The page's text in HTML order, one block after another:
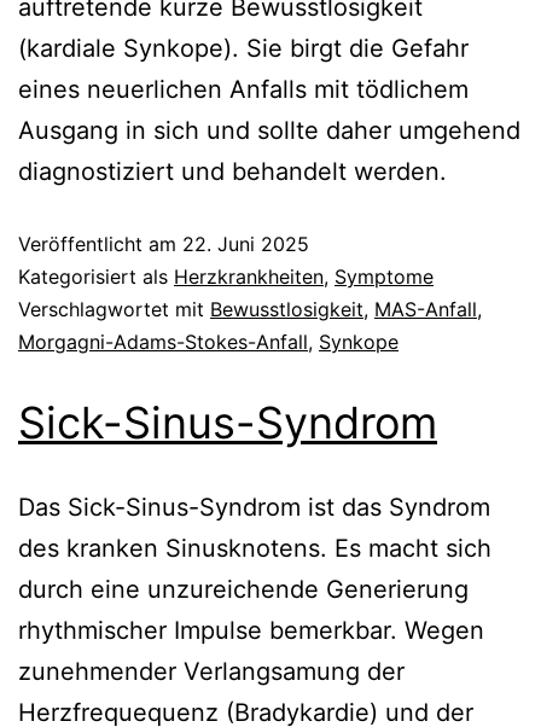
auftretende kurze Bewusstlosigkeit
(kardiale Synkope). Sie birgt die Gefahr
eines neuerlichen Anfalls mit tödlichem
Ausgang in sich und sollte daher umgehend
diagnostiziert und behandelt werden.
Veröffentlicht am 22. Juni 2025
Kategorisiert als Herzkrankheiten, Symptome
Verschlagwortet mit Bewusstlosigkeit, MAS-Anfall,
Morgagni-Adams-Stokes-Anfall, Synkope
Sick-Sinus-Syndrom
Das Sick-Sinus-Syndrom ist das Syndrom
des kranken Sinusknotens. Es macht sich
durch eine unzureichende Generierung
rhythmischer Impulse bemerkbar. Wegen
zunehmender Verlangsamung der
Herzfrequequenz (Bradykardie) und der